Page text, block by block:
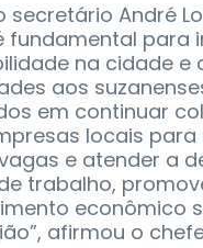
secretário André
fundamental para
na cidade e
aos
em continuar
locais para
e atender a
trabalho,
econômico
afirmou o